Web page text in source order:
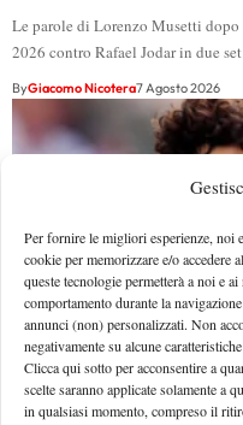
Per fornire le migliori esperienze, noi
cookie per memorizzare e/o
queste tecnologie permetterà a noi e
comportamento durante la
annunci (non) personalizzati. Non
negativamente su alcune
Clicca qui sotto per acconsentire a
scelte saranno applicate solamente a
in qualsiasi momento, compreso il
Le parole di Lorenzo Musetti
2026 contro Rafael Jodar in due set
ByGiacomo Nicotera7 Agosto 2026